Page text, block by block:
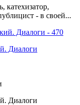
катехизатор,
- в своей...
Диалоги
Диалоги